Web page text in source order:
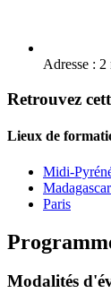
Adresse : 2
Retrouvez
Lieux de
Midi-
Madagascar
Paris
Modalités